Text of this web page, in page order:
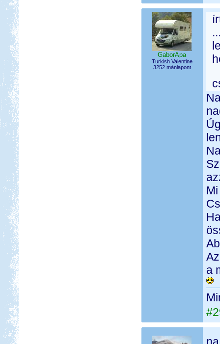
GaborApa
Turkish Valentine
3252 mániapont
a